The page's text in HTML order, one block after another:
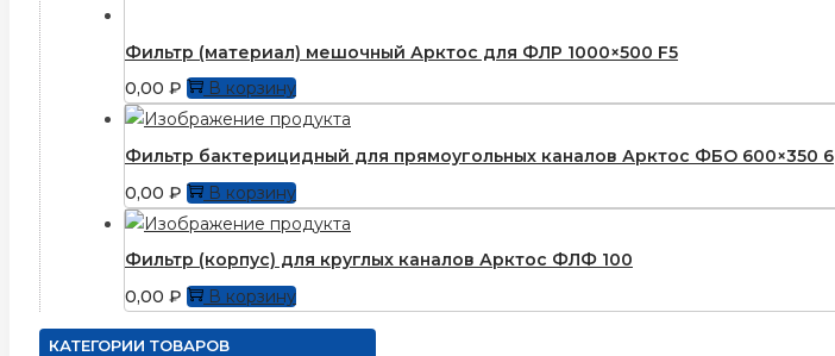
Фильтр (материал) мешочный Арктос для ФЛР 1000×500 F5
0,00 ₽ В корзину
Фильтр бактерицидный для прямоугольных каналов Арктос ФБО 600×350 6
0,00 ₽ В корзину
Фильтр (корпус) для круглых каналов Арктос ФЛФ 100
0,00 ₽ В корзину
КАТЕГОРИИ ТОВАРОВ